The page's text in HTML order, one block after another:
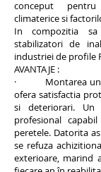
conceput
climaterice si
In compozitia
stabilizatori de
industriei de profile
AVANTAJE :
· Montarea unui
ofera satisfactia
si deteriorari.
profesional capabil
peretele. Datorita
se refuza
exterioare, marind